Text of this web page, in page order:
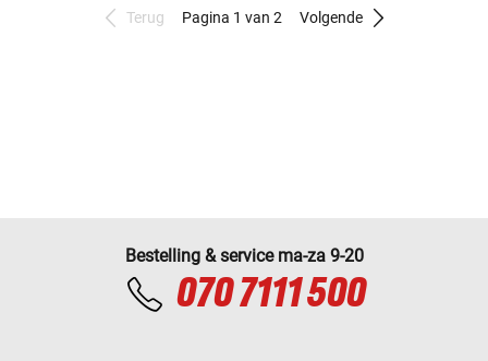
Terug Pagina 1 van 2 Volgende
Bestelling & service ma-za 9-20
070 7111 500